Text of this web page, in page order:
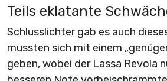
Teils eklatante
Schlusslichter gab es auch
mussten sich mit einem
geben, wobei der Lassa Revola